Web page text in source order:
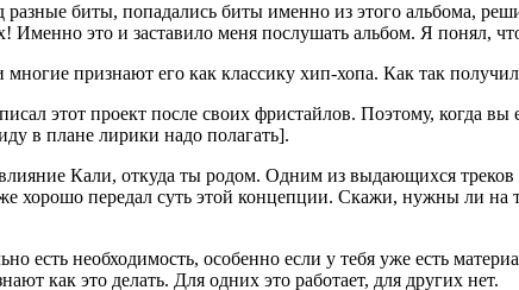
разные биты, попадались биты именно из этого альбома,
Именно это и заставило меня послушать альбом. Я понял,
признают его как классику хип-хопа. Как так
этот проект после своих фристайлов. Поэтому, когда
в плане лирики надо полагать].
Кали, откуда ты родом. Одним из выдающихся треков
хорошо передал суть этой концепции. Скажи, нужны ли на
есть необходимость, особенно если у тебя уже есть
как это делать. Для одних это работает, для других нет.